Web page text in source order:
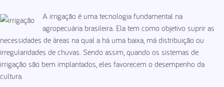
A irrigação é uma tecnologia fundamental na
agropecuária brasileira. Ela tem como objetivo suprir as
necessidades de áreas na qual a há uma baixa, má distribuição ou
irregularidades de chuvas. Sendo assim, quando os sistemas de
irrigação são bem implantados, eles favorecem o desempenho da
cultura.